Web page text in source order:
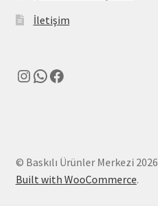
İletişim
Instagram
WhatsApp
Facebook
© Baskılı Ürünler Merkezi 2026
Built with WooCommerce.